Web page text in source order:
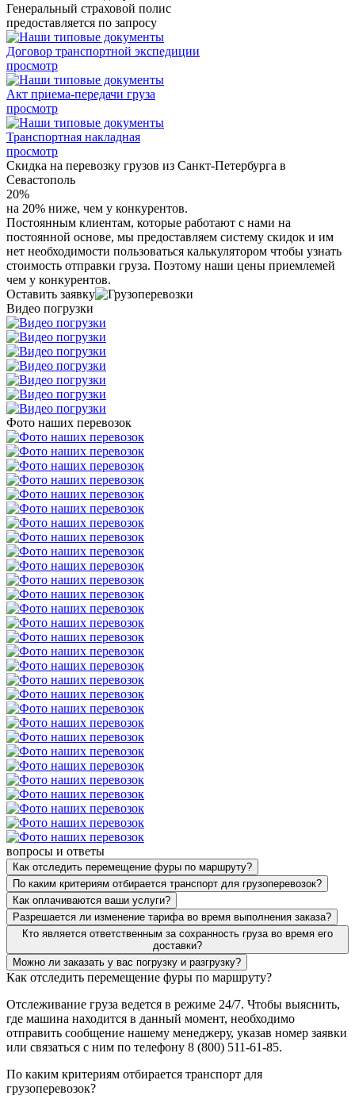
Генеральный страховой полис
предоставляется по запросу
Договор транспортной экспедиции
просмотр
Акт приема-передачи груза
просмотр
Транспортная накладная
просмотр
Скидка на перевозку грузов из Санкт-Петербурга в
Севастополь
20%
на 20% ниже, чем у конкурентов.
Постоянным клиентам, которые работают с нами на
постоянной основе, мы предоставляем систему скидок и им
нет необходимости пользоваться калькулятором чтобы узнать
стоимость отправки груза. Поэтому наши цены приемлемей
чем у конкурентов.
Оставить заявку
Видео погрузки
Фото наших перевозок
вопросы и ответы
Как отследить перемещение фуры по маршруту?
По каким критериям отбирается транспорт для грузоперевозок?
Как оплачиваются ваши услуги?
Разрешается ли изменение тарифа во время выполнения заказа?
Кто является ответственным за сохранность груза во время его
доставки?
Можно ли заказать у вас погрузку и разгрузку?
Как отследить перемещение фуры по маршруту?
Отслеживание груза ведется в режиме 24/7. Чтобы выяснить,
где машина находится в данный момент, необходимо
отправить сообщение нашему менеджеру, указав номер заявки
или связаться с ним по телефону 8 (800) 511-61-85.
По каким критериям отбирается транспорт для
грузоперевозок?